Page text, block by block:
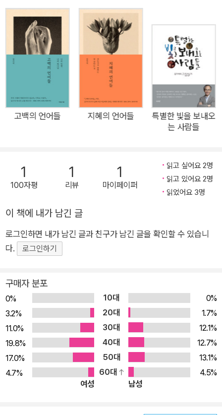
『최소한의 품격』(현암사) 등이 있다.
름다운 일이자 정의”라고 하면서, “탐욕에 이끌리던 삶을 나눔과
절제의 삶으로 전환하는 것, 고립의 세상에서 연대를 추구하는
것”을 언급했다. 코로나 기간 다양한 사회 현상들을 보면서 저자
는 현상 너머의 더 깊고 큰 이야기들을 칼럼을 통해 나누었다. 친
구는 무슨, 나에게 유리한가 불리한가를 따지며 관계를 맺는 시대
적 현상에 대해 저자는 성경적 기준에서 비복음적, 반복음적 가치
관에 지속적으로 질문을 던지고 있다. 이익과 욕망, 실적과 권리
의 가치에서 벗어나 용기를 내어 사랑과 평화를 위해 과감히 자신
의 것을 내어주어야 한다고 한다. 그가 지향하는 환대와 영적 우
도록 하자는 것이다. 탐욕과 고립에서 나눔과 연대로 영적 환대의
삶을 만들어가자 저자가 2021년부터 발표한 칼럼들을 선별한 이
터와 지역에서 다정한 세상을 만들어 낼 수 있는지 구체적으로 씨
름해 볼 수 있다. 왜 시대의 흐름을 생각해 보아야 하는지, 왜 타
인과 약자를 위해 나의 삶을 개방해야 하는지 복음의 의도와 역사
와 교양에 근거한 그의 설명은 자신을 돌아보아 실천 가능한 지점
끌어안고 기도하게 하는 힘이 있는 것도 그 때문이다. 전체 2부로
구성되어 믿는 자들과 고민할 것들과 대사회적 이슈들을 토대로
한 고민들이 어우러져 있다. 각 칼럼들 사이 “머무름”과 “함께
함” 코너를 통해 잠시 머물러 생각을 정리하며 여백의 시간을 가
질 수 있다. 교회에 대해 고민하는, 혹은 교회와 그리스도인들에
대해 반문이나 설명이 필요한 이들과 함께 읽어도 좋겠다. 오랫동
안 교회 문턱을 넘어오지는 못하는 이들, 사회 선교나 지역 복음
전도와 선교로 고민하는 목회자들이 성도들과 함께 읽으며 대안
고백의 언어들 지혜의 언어들
특별한 빛을 보내오
는 사람들
1
100자평
1
리뷰
1
마이페이퍼
읽고 싶어요 2명
읽고 있어요 2명
읽었어요 3명
이 책에 내가 남긴 글
로그인하면 내가 남긴 글과 친구가 남긴 글을 확인할 수 있습니
다.
로그인하기
구매자 분포
0% 10대
0%
3.2%
20대
1.7%
11.0%
30대
12.1%
19.8%
40대
12.7%
17.0%
50대
13.1%
4.7%
60대
4.5%
여성
남성